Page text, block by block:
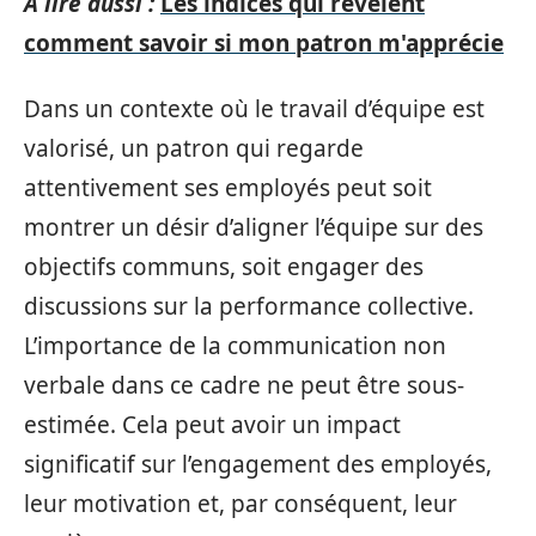
comment savoir si mon patron m'apprécie
Dans un contexte où le travail d’équipe est
valorisé, un patron qui regarde
attentivement ses employés peut soit
montrer un désir d’aligner l’équipe sur des
objectifs communs, soit engager des
discussions sur la performance collective.
L’importance de la communication non
verbale dans ce cadre ne peut être sous-
estimée. Cela peut avoir un impact
significatif sur l’engagement des employés,
leur motivation et, par conséquent, leur